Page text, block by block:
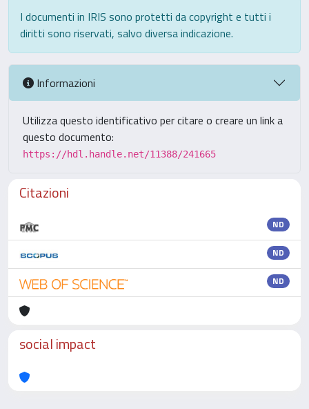
I documenti in IRIS sono protetti da copyright e tutti i
diritti sono riservati, salvo diversa indicazione.
Informazioni
Utilizza questo identificativo per citare o creare un link a
questo documento:
https://hdl.handle.net/11388/241665
Citazioni
ND
ND
ND
social impact